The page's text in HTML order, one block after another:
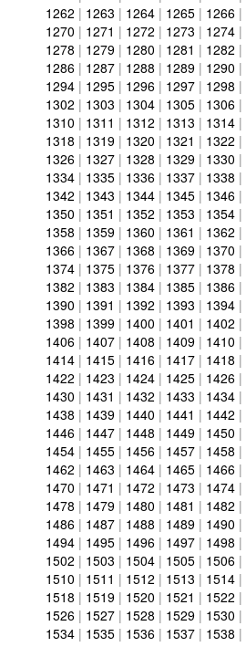
1262 | 1263 | 1264 | 1265 | 1266 |
1270 | 1271 | 1272 | 1273 | 1274 |
1278 | 1279 | 1280 | 1281 | 1282 |
1286 | 1287 | 1288 | 1289 | 1290 |
1294 | 1295 | 1296 | 1297 | 1298 |
1302 | 1303 | 1304 | 1305 | 1306 |
1310 | 1311 | 1312 | 1313 | 1314 |
1318 | 1319 | 1320 | 1321 | 1322 |
1326 | 1327 | 1328 | 1329 | 1330 |
1334 | 1335 | 1336 | 1337 | 1338 |
1342 | 1343 | 1344 | 1345 | 1346 |
1350 | 1351 | 1352 | 1353 | 1354 |
1358 | 1359 | 1360 | 1361 | 1362 |
1366 | 1367 | 1368 | 1369 | 1370 |
1374 | 1375 | 1376 | 1377 | 1378 |
1382 | 1383 | 1384 | 1385 | 1386 |
1390 | 1391 | 1392 | 1393 | 1394 |
1398 | 1399 | 1400 | 1401 | 1402 |
1406 | 1407 | 1408 | 1409 | 1410 |
1414 | 1415 | 1416 | 1417 | 1418 |
1422 | 1423 | 1424 | 1425 | 1426 |
1430 | 1431 | 1432 | 1433 | 1434 |
1438 | 1439 | 1440 | 1441 | 1442 |
1446 | 1447 | 1448 | 1449 | 1450 |
1454 | 1455 | 1456 | 1457 | 1458 |
1462 | 1463 | 1464 | 1465 | 1466 |
1470 | 1471 | 1472 | 1473 | 1474 |
1478 | 1479 | 1480 | 1481 | 1482 |
1486 | 1487 | 1488 | 1489 | 1490 |
1494 | 1495 | 1496 | 1497 | 1498 |
1502 | 1503 | 1504 | 1505 | 1506 |
1510 | 1511 | 1512 | 1513 | 1514 |
1518 | 1519 | 1520 | 1521 | 1522 |
1526 | 1527 | 1528 | 1529 | 1530 |
1534 | 1535 | 1536 | 1537 | 1538 |